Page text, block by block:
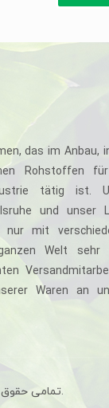
das im Anbau,
Rohstoffen
tätig ist.
und unser
mit
Welt sehr
Waren an
تمامی حقوق این سایت متعلق به مجموعه آرین پلنت می باشد.